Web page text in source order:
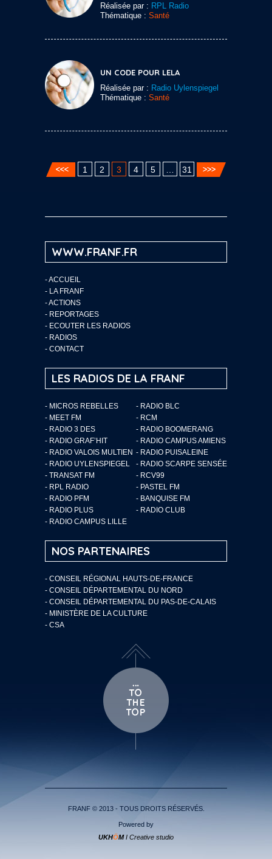
Réalisée par : RPL Radio
Thématique : Santé
UN CODE POUR LELA
Réalisée par : Radio Uylenspiegel
Thématique : Santé
1 2 3 4 5 31
WWW.FRANF.FR
-ACCUEIL
- LA FRANF
-ACTIONS
- REPORTAGES
- ECOUTER LES RADIOS
- RADIOS
- CONTACT
LES RADIOS DE LA FRANF
- MICROS REBELLES
- RADIO BLC
- MEET FM
- RCM
- RADIO 3 DES
- RADIO BOOMERANG
- RADIO GRAF’HIT
- RADIO CAMPUS AMIENS
- RADIO VALOIS MULTIEN - RADIO PUISALEINE
- RADIO UYLENSPIEGEL
- RADIO SCARPE SENSÉE
- TRANSAT FM
- RCV99
- RPL RADIO
- PASTEL FM
- RADIO PFM
- BANQUISE FM
- RADIO PLUS
- RADIO CLUB
- RADIO CAMPUS LILLE
NOS PARTENAIRES
- CONSEIL RÉGIONAL HAUTS-DE-FRANCE
- CONSEIL DÉPARTEMENTAL DU NORD
- CONSEIL DÉPARTEMENTAL DU PAS-DE-CALAIS
- MINISTÈRE DE LA CULTURE
- CSA
FRANF © 2013 - TOUS DROITS RÉSERVÉS.
Powered by
UKHÖMI Creative studio